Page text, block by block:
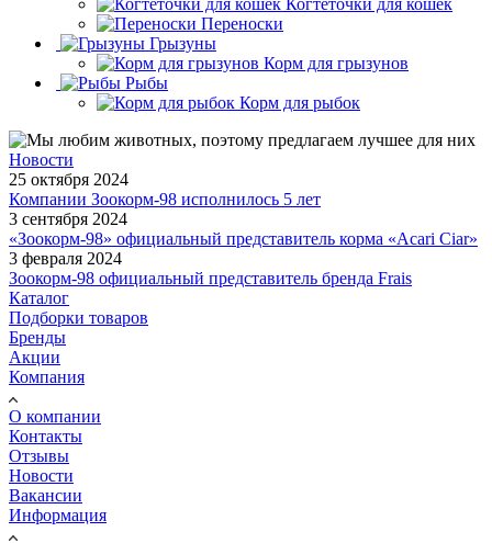
Переноски
Грызуны
Корм для грызунов
Рыбы
Корм для рыбок
Новости
25 октября 2024
Компании Зоокорм-98 исполнилось 5 лет
3 сентября 2024
«Зоокорм-98» официальный представитель корма «Acari Ciar»
3 февраля 2024
Зоокорм-98 официальный представитель бренда Frais
Каталог
Подборки товаров
Бренды
Акции
Компания
О компании
Контакты
Отзывы
Новости
Вакансии
Информация